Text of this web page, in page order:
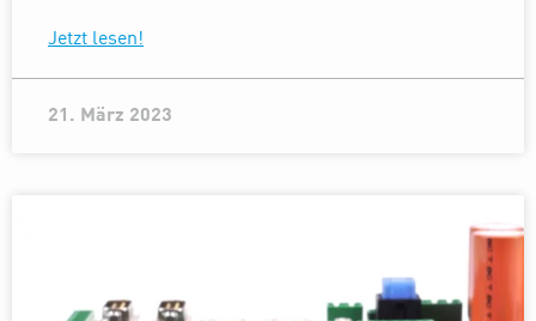
Jetzt lesen!
21. März 2023